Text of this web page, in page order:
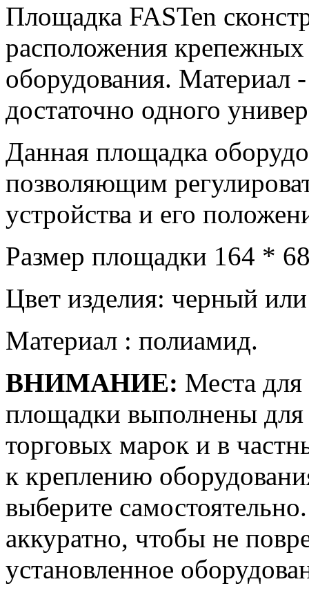
Площадка FASTen
расположения
оборудования. Материал
достаточно одного
Данная площадка
позволяющим
устройства и его
Размер площадки 164 *
Цвет изделия: черный
Материал : полиамид.
ВНИМАНИЕ: Места для
площадки выполнены для
торговых марок и в
к креплению
выберите
аккуратно, чтобы не
установленное